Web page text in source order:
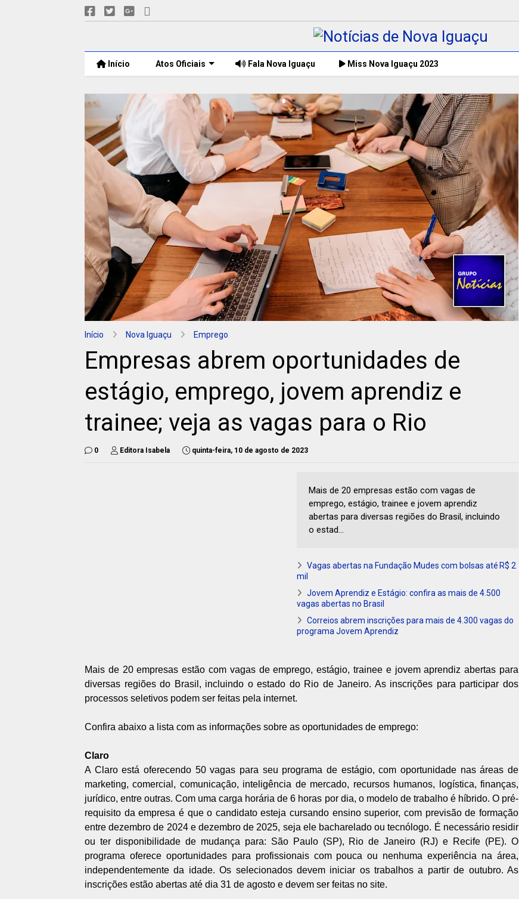
Início Atos Oficiais Fala Nova Iguaçu Miss Nova Iguaçu 2023
Início Nova Iguaçu Emprego
Empresas abrem oportunidades de
estágio, emprego, jovem aprendiz e
trainee; veja as vagas para o Rio
0 Editora Isabela quinta-feira, 10 de agosto de 2023
Mais de 20 empresas estão com vagas de
emprego, estágio, trainee e jovem aprendiz
abertas para diversas regiões do Brasil, incluindo
o estad...
Vagas abertas na Fundação Mudes com bolsas até R$ 2
mil
Jovem Aprendiz e Estágio: confira as mais de 4.500
vagas abertas no Brasil
Correios abrem inscrições para mais de 4.300 vagas do
programa Jovem Aprendiz
Mais de 20 empresas estão com vagas de emprego, estágio, trainee e jovem aprendiz abertas para
diversas regiões do Brasil, incluindo o estado do Rio de Janeiro. As inscrições para participar dos
processos seletivos podem ser feitas pela internet.
Confira abaixo a lista com as informações sobre as oportunidades de emprego:
Claro
A Claro está oferecendo 50 vagas para seu programa de estágio, com oportunidade nas áreas de
marketing, comercial, comunicação, inteligência de mercado, recursos humanos, logística, finanças,
jurídico, entre outras. Com uma carga horária de 6 horas por dia, o modelo de trabalho é híbrido. O pré-
requisito da empresa é que o candidato esteja cursando ensino superior, com previsão de formação
entre dezembro de 2024 e dezembro de 2025, seja ele bacharelado ou tecnólogo. É necessário residir
ou ter disponibilidade de mudança para: São Paulo (SP), Rio de Janeiro (RJ) e Recife (PE). O
programa oferece oportunidades para profissionais com pouca ou nenhuma experiência na área,
independentemente da idade. Os selecionados devem iniciar os trabalhos a partir de outubro. As
inscrições estão abertas até dia 31 de agosto e devem ser feitas no site.